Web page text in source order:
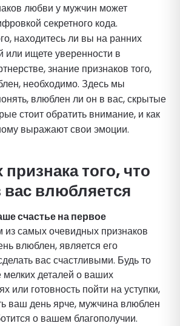
любви у мужчин может
секретного кода.
находитесь ли вы на ранних
или ищете уверенности в
знание признаков того,
необходимо. Здесь мы
влюблен ли он в вас, скрытые
стоит обратить внимание, и как
выражают свои эмоции.
того, что
влюбляется
счастье на первое
самых очевидных признаков
влюблен, является его
вас счастливыми. Будь то
деталей о ваших
или готовность пойти на уступки,
ваш день ярче, мужчина влюблен
о вашем благополучии.